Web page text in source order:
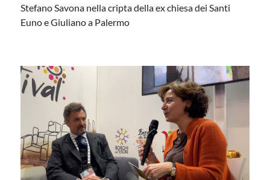
Stefano Savona nella cripta della ex chiesa dei Santi
Euno e Giuliano a Palermo